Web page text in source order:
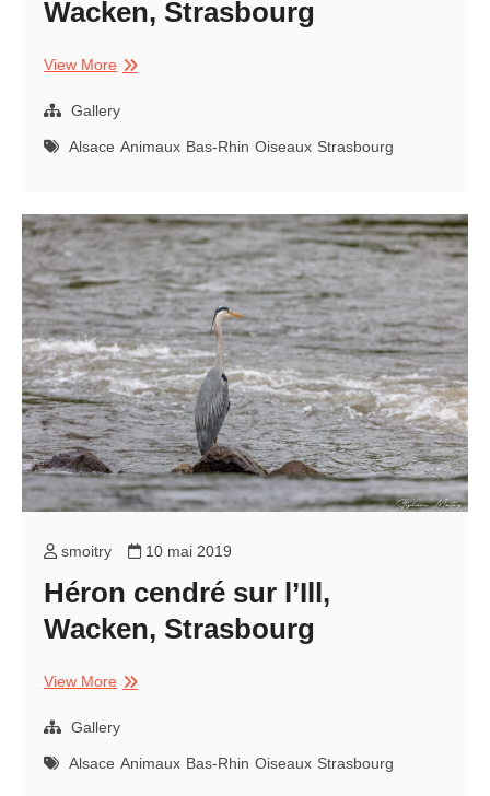
Wacken, Strasbourg
View MoreHéron
sur
Wacken,
Gallery
Alsace Animaux Bas-Rhin Oiseaux Strasbourg
smoitry 10 mai 2019
Héron cendré sur l’Ill,
Wacken, Strasbourg
View MoreHéron
sur
Wacken,
Gallery
Alsace Animaux Bas-Rhin Oiseaux Strasbourg